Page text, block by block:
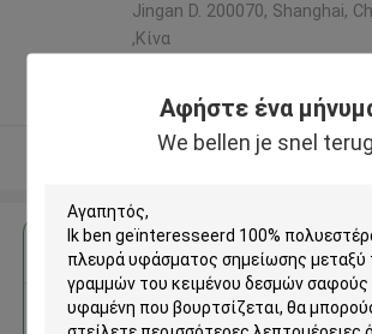
Αφήστε ένα
We bellen je snel
Jingan D. 200070, Shanghai,
,Κίνα
Ελεγχμένος
Δείτε περισσότερων
Αποκτήστε την καλύτερη
100% πολυεστέρα